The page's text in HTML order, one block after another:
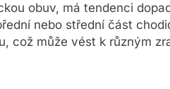
obuv, má tendenci
nebo střední část
což může vést k různým